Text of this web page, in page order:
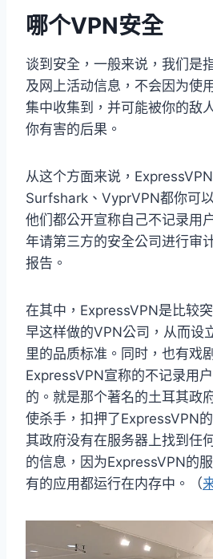
哪个VPN安全
谈到安全，一般来说，我们是
及网上活动信息，不会因为使
集中收集到，并可能被你的敌
你有害的后果。
从这个方面来说，
Surfshark、VyprVPN都你可
他们都公开宣称自己不记录用
年请第三方的安全公司进行审
报告。
在其中，ExpressVPN是比较
早这样做的VPN公司，从而设
里的品质标准。同时，也有戏
ExpressVPN宣称的不记录用
的。就是那个著名的土耳其政
使杀手，扣押了ExpressVPN
其政府没有在服务器上找到任
的信息，因为ExpressVPN的
有的应用都运行在内存中。（